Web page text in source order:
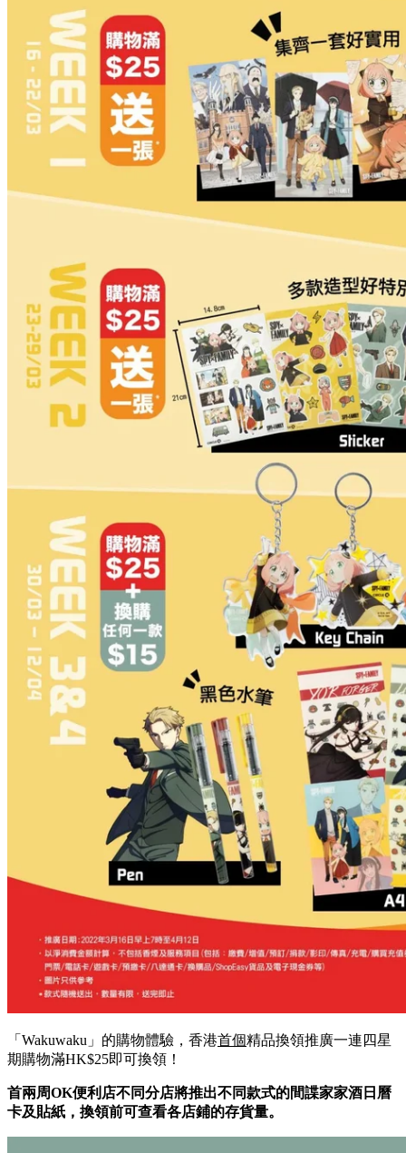
「Wakuwaku」的購物體驗，香港首個精品換領推廣一連四星
期購物滿HK$25即可換領！
首兩周OK便利店不同分店將推出不同款式的間諜家家酒日曆
卡及貼紙，換領前可查看各店鋪的存貨量。